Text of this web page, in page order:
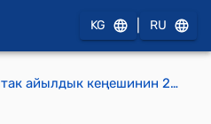
KG RU
Кашкар-Кыштак айылдык кеңешинин 2013-жылдын 20-июнундагы № 3 "Кенжекул айлындагы ӨЖТ-нун (Өз ара жардамдашуу топтору) Уставын бекитүү жөнүндө" токтому